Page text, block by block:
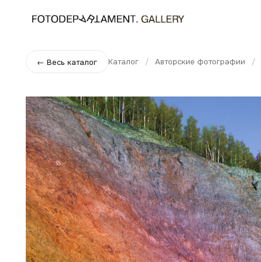
← Весь каталог Каталог / Авторские фотографии /